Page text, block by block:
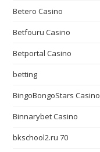
Betero Casino
Betfouru Casino
Betportal Casino
betting
BingoBongoStars Casino
Binnarybet Casino
bkschool2.ru 70